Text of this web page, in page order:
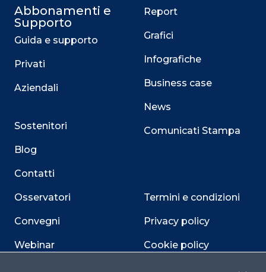
Abbonamenti e
Supporto
Guida e supporto
Privati
Aziendali
Sostenitori
Blog
Contatti
Osservatori
Convegni
Webinar
Report
Grafici
Infografiche
Business case
News
Comunicati Stampa
Termini e condizioni
Privacy policy
Cookie policy